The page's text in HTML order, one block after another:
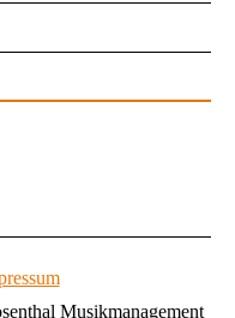
Musikmanagement